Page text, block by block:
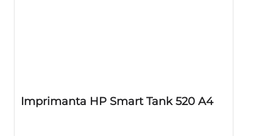
Imprimanta HP Smart Tank 520 A4